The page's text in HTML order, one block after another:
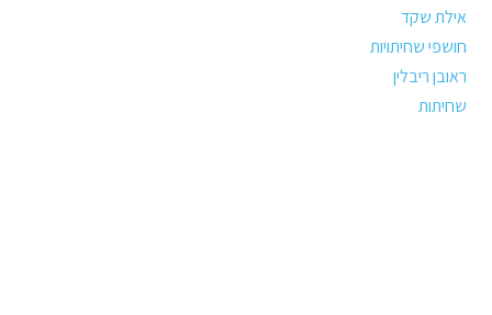
אילת שקד
חושפי שחיתויות
ראובן ריבלין
שחיתות